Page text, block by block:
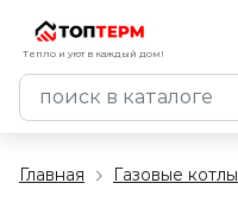
Тепло и уют в каждый дом!
Главная Газовые котлы